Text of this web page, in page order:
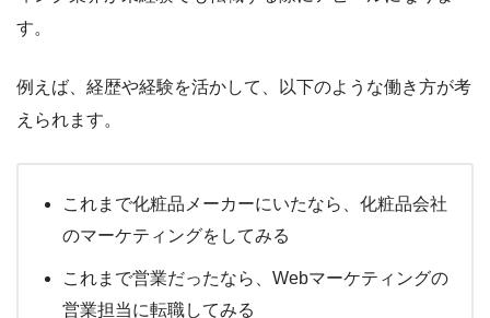
す。
例えば、経歴や経験を活かして、以下のような働き方が考
えられます。
これまで化粧品メーカーにいたなら、化粧品会社
のマーケティングをしてみる
これまで営業だったなら、Webマーケティングの
営業担当に転職してみる